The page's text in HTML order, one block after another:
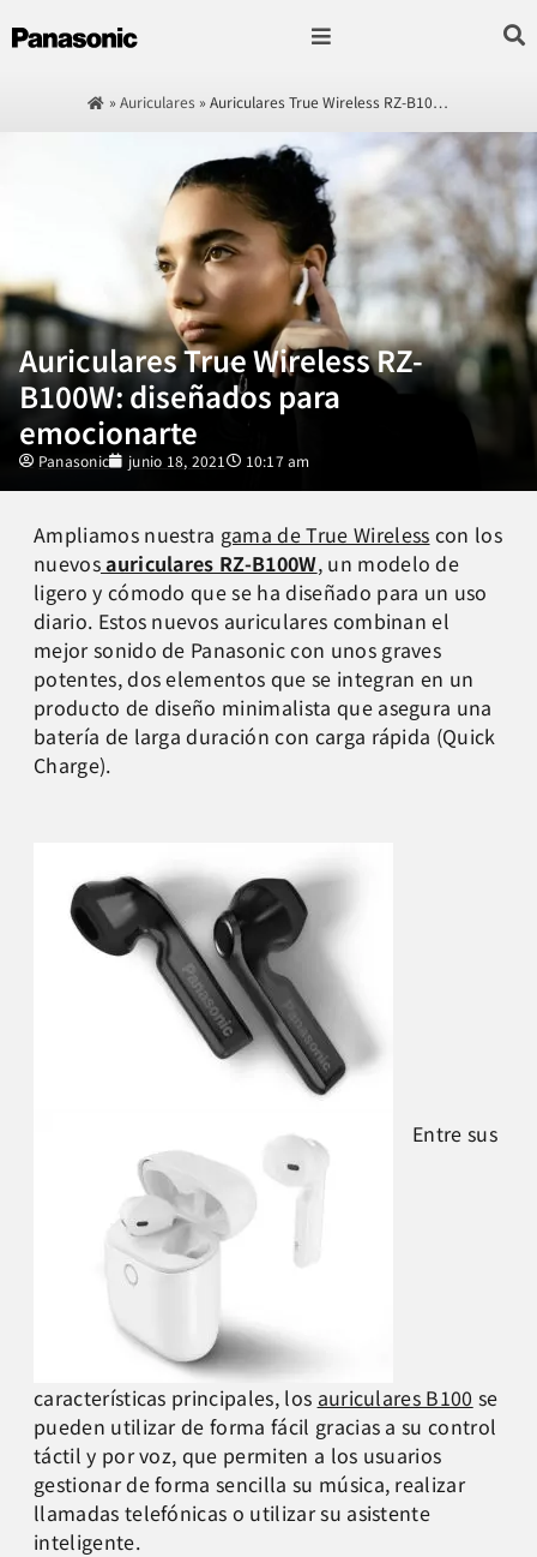
»Auriculares »Auriculares True Wireless RZ-B10…
Auriculares True Wireless RZ-
B100W: diseñados para
emocionarte
Panasonic junio 18, 2021 10:17 am
Ampliamos nuestra gama de True Wireless con los
nuevosauriculares RZ-B100W, un modelo de
ligero y cómodo que se ha diseñado para un uso
diario. Estos nuevos auriculares combinan el
mejor sonido de Panasonic con unos graves
potentes, dos elementos que se integran en un
producto de diseño minimalista que asegura una
batería de larga duración con carga rápida (Quick
Charge).
Entre sus
características principales, los auriculares B100 se
pueden utilizar de forma fácil gracias a su control
táctil y por voz, que permiten a los usuarios
gestionar de forma sencilla su música, realizar
llamadas telefónicas o utilizar su asistente
inteligente.